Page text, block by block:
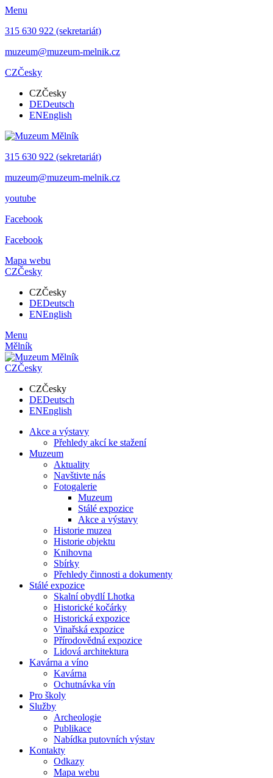
Menu
315 630 922 (sekretariát)
muzeum@muzeum-melnik.cz
CZČesky
CZČesky
DEDeutsch
ENEnglish
315 630 922 (sekretariát)
muzeum@muzeum-melnik.cz
youtube
Facebook
Facebook
Mapa webu
CZČesky
CZČesky
DEDeutsch
ENEnglish
Menu
Mělník
CZČesky
CZČesky
DEDeutsch
ENEnglish
Akce a výstavy
Přehledy akcí ke stažení
Muzeum
Aktuality
Navštivte nás
Fotogalerie
Muzeum
Stálé expozice
Akce a výstavy
Historie muzea
Historie objektu
Knihovna
Sbírky
Přehledy činnosti a dokumenty
Stálé expozice
Skalní obydlí Lhotka
Historické kočárky
Historická expozice
Vinařská expozice
Přírodovědná expozice
Lidová architektura
Kavárna a víno
Kavárna
Ochutnávka vín
Pro školy
Služby
Archeologie
Publikace
Nabídka putovních výstav
Kontakty
Odkazy
Mapa webu